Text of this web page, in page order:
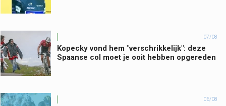
07/08
Kopecky vond hem "verschrikkelijk": deze
Spaanse col moet je ooit hebben opgereden
06/08